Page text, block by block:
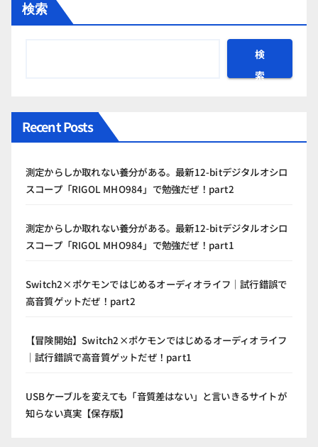
検索
検
索
Recent Posts
測定からしか取れない養分がある。最新12-bitデジタルオシロ
スコープ「RIGOL MHO984」で勉強だぜ！part2
測定からしか取れない養分がある。最新12-bitデジタルオシロ
スコープ「RIGOL MHO984」で勉強だぜ！part1
Switch2×ポケモンではじめるオーディオライフ｜試行錯誤で
高音質ゲットだぜ！part2
【冒険開始】Switch2×ポケモンではじめるオーディオライフ
｜試行錯誤で高音質ゲットだぜ！part1
USBケーブルを変えても「音質差はない」と言いきるサイトが
知らない真実【保存版】